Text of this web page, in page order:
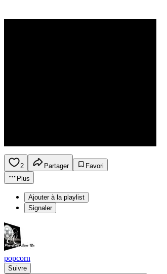
2 Partager
Favori
Plus
Ajouter à la playlist
Signaler
popcorn
Suivre